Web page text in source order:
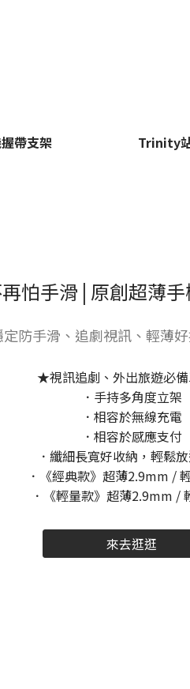
帶支架 Trinity
怕手滑 | 原創超薄
防手滑、追劇視訊、輕薄
★視訊追劇、外出旅遊必
．手持多角度立架
．相容於無線充電
．相容於感應支付
．纖細長寬好收納，輕鬆
．《經典款》超薄2.9mm /
．《輕量款》超薄2.9mm /
來去逛逛